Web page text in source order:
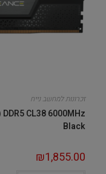
זכרונות למחשב נייח
CL38 6000MHz
Black
₪1,855.00